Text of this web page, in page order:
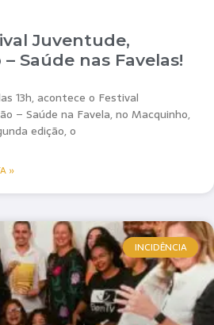
Juventude,
Saúde nas Favelas!
13h, acontece o Festival
– Saúde na Favela, no Macquinho,
edição, o
»
INCIDÊNCIA